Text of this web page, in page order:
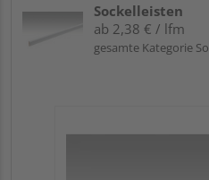
Sockelleisten
ab 2,38 € / lfm
gesamte Kategorie